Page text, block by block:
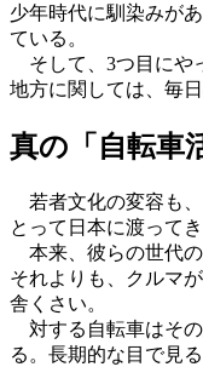
少年時代に馴染みが
ている。
そして、3つ目にや
地方に関しては、毎
真の「自転車
若者文化の変容も、
とって日本に渡って
本来、彼らの世代の
それよりも、クルマ
舎くさい。
対する自転車はその
る。長期的な目で見